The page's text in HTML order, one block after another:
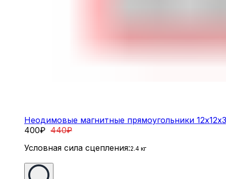
Неодимовые магнитные прямоугольники
400₽ 440₽
Условная сила сцепления:2.4 кг